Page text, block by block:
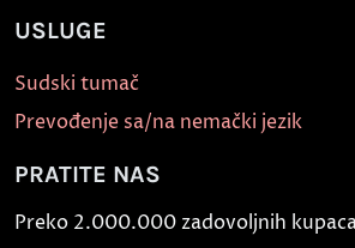
USLUGE
Sudski tumač
Prevođenje sa/na nemački jezik
PRATITE NAS
Preko 2.000.000 zadovoljnih